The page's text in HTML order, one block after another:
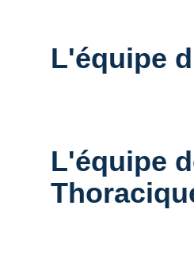
L'équipe
L'équipe